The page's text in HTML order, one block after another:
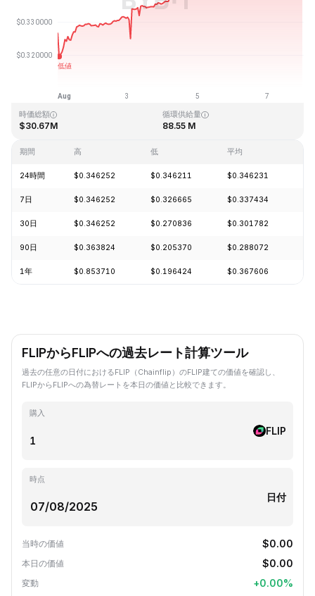
最終更新日時：2026-08-07、23:04 GMT+0
$0.190927
時価総額
$30.67M
循環供給量
88.55 M
期間 高 低 平均
24時間 $0.346252 $0.346211 $0.346231
7日 $0.346252 $0.326665 $0.337434
30日 $0.346252 $0.270836 $0.301782
90日 $0.363824 $0.205370 $0.288072
1年 $0.853710 $0.196424 $0.367606
FLIPからFLIPへの過去レート計算ツール
過去の任意の日付におけるFLIP（Chainflip）のFLIP建ての価値を確認し、
FLIPからFLIPへの為替レートを本日の価値と比較できます。
購入
FLIP
時点
日付
当時の価値 $0.00
本日の価値 $0.00
変動 +0.00%